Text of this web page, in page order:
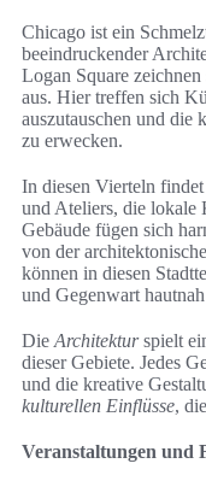
Chicago ist ein
beeindruckender
Logan Square
aus. Hier treffen sich
auszutauschen und die
zu erwecken.
In diesen Vierteln
und Ateliers, die lokale
Gebäude fügen sich
von der
können in diesen
und Gegenwart
Die Architekturspielt
dieser Gebiete. Jedes
und die kreative
kulturellen Einflüsse,
Veranstaltungen und